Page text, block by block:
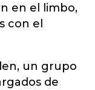
en el limbo,
con el
un grupo
de